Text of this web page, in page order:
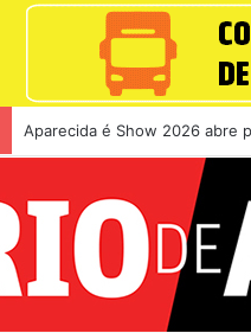
Aparecida é Show 2026 abre